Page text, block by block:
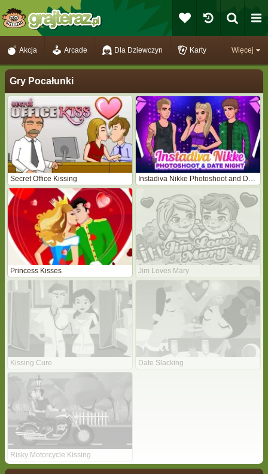
Więcej
Akcja Arcade Dla Dziewczyn Karty
Gry Pocałunki
Secret Office Kissing Instadiva Nikke Photoshoot and Date Night
Princess Kisses Jim Loves Mary
Kissing Cure Date Slacking
Risky Motorcycle Kissing